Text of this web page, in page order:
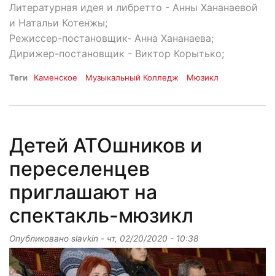
Литературная идея и либретто - Анны Хананаевой
и Натальи Котенжы;
Режиссер-постановщик- Анна Хананаева;
Дирижер-постановщик - Виктор Корытько;
Теги Каменское Музыкальный Колледж Мюзикл
Детей АТОшников и
переселенцев
приглашают на
спектакль-мюзикл
Опубликовано slavkin - чт, 02/20/2020 - 10:38